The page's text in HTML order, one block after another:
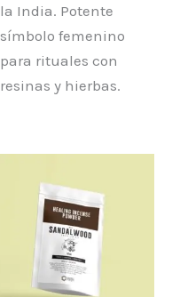
la India. Potente
símbolo femenino
para rituales con
resinas y hierbas.